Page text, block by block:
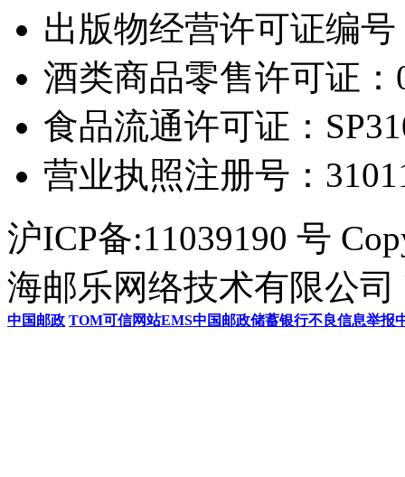
出版物经营许可证编
酒类商品零售许可证：
食品流通许可证：
营业执照注册号：
沪ICP备:11039190 号
海邮乐网络技术有限公司
中国邮政 TOM可信网站EMS中国邮政储蓄银行不良信息举报